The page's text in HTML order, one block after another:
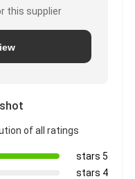
this supplier
of all ratings
5 stars
4 stars